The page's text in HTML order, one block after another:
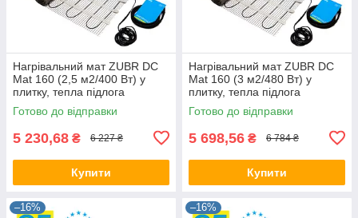
Нагрівальний мат ZUBR DC
Mat 160 (2,5 м2/400 Вт) у
плитку, тепла підлога
електричний Зубр,
двожильна
Готово до відправки
5 230,68 ₴ 6 227 ₴
Купити
Нагрівальний мат ZUBR DC
Mat 160 (3 м2/480 Вт) у
плитку, тепла підлога
електрична Зубр, двожильна
Готово до відправки
5 698,56 ₴ 6 784 ₴
Купити
–16% –16%